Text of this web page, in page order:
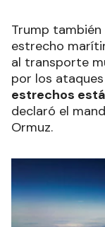
Trump
estrecho
al transporte
por los
estrechos
declaró el
Ormuz.